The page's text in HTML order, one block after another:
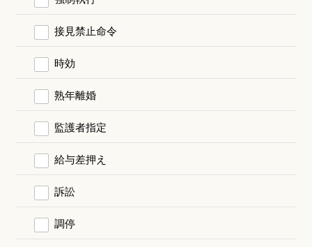
接見禁止命令
時効
熟年離婚
監護者指定
給与差押え
訴訟
調停